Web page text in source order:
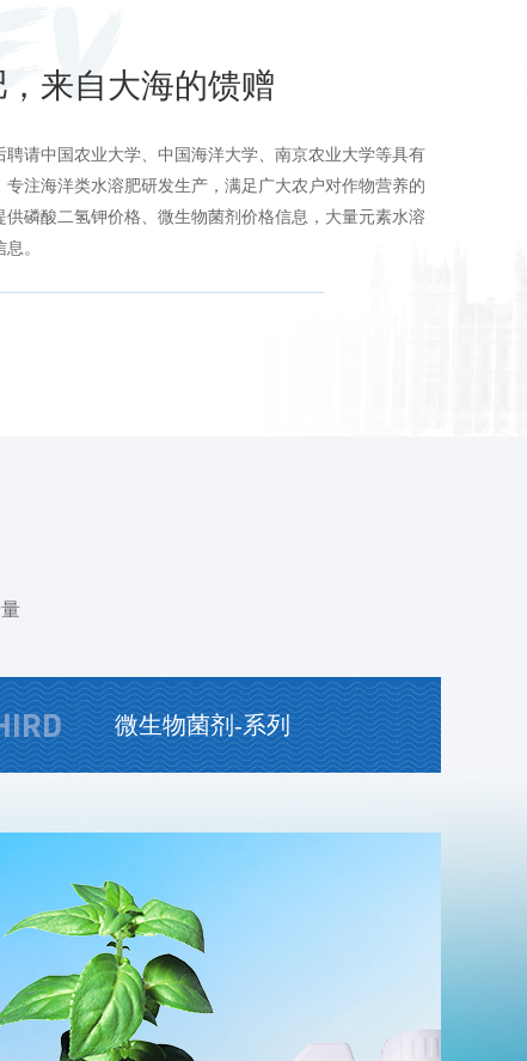
来自大海的馈赠
请中国农业大学、中国海洋大学、南京农业大学等具有
注海洋类水溶肥研发生产，满足广大农户对作物营养的
磷酸二氢钾价格、微生物菌剂价格信息，大量元素水溶
。
微生物菌剂-系列